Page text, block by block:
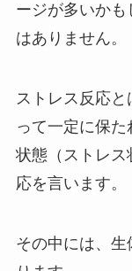
ージが多いか
はありません。
ストレス反応と
って一定に保
状態（ストレス
応を言います。
その中には、